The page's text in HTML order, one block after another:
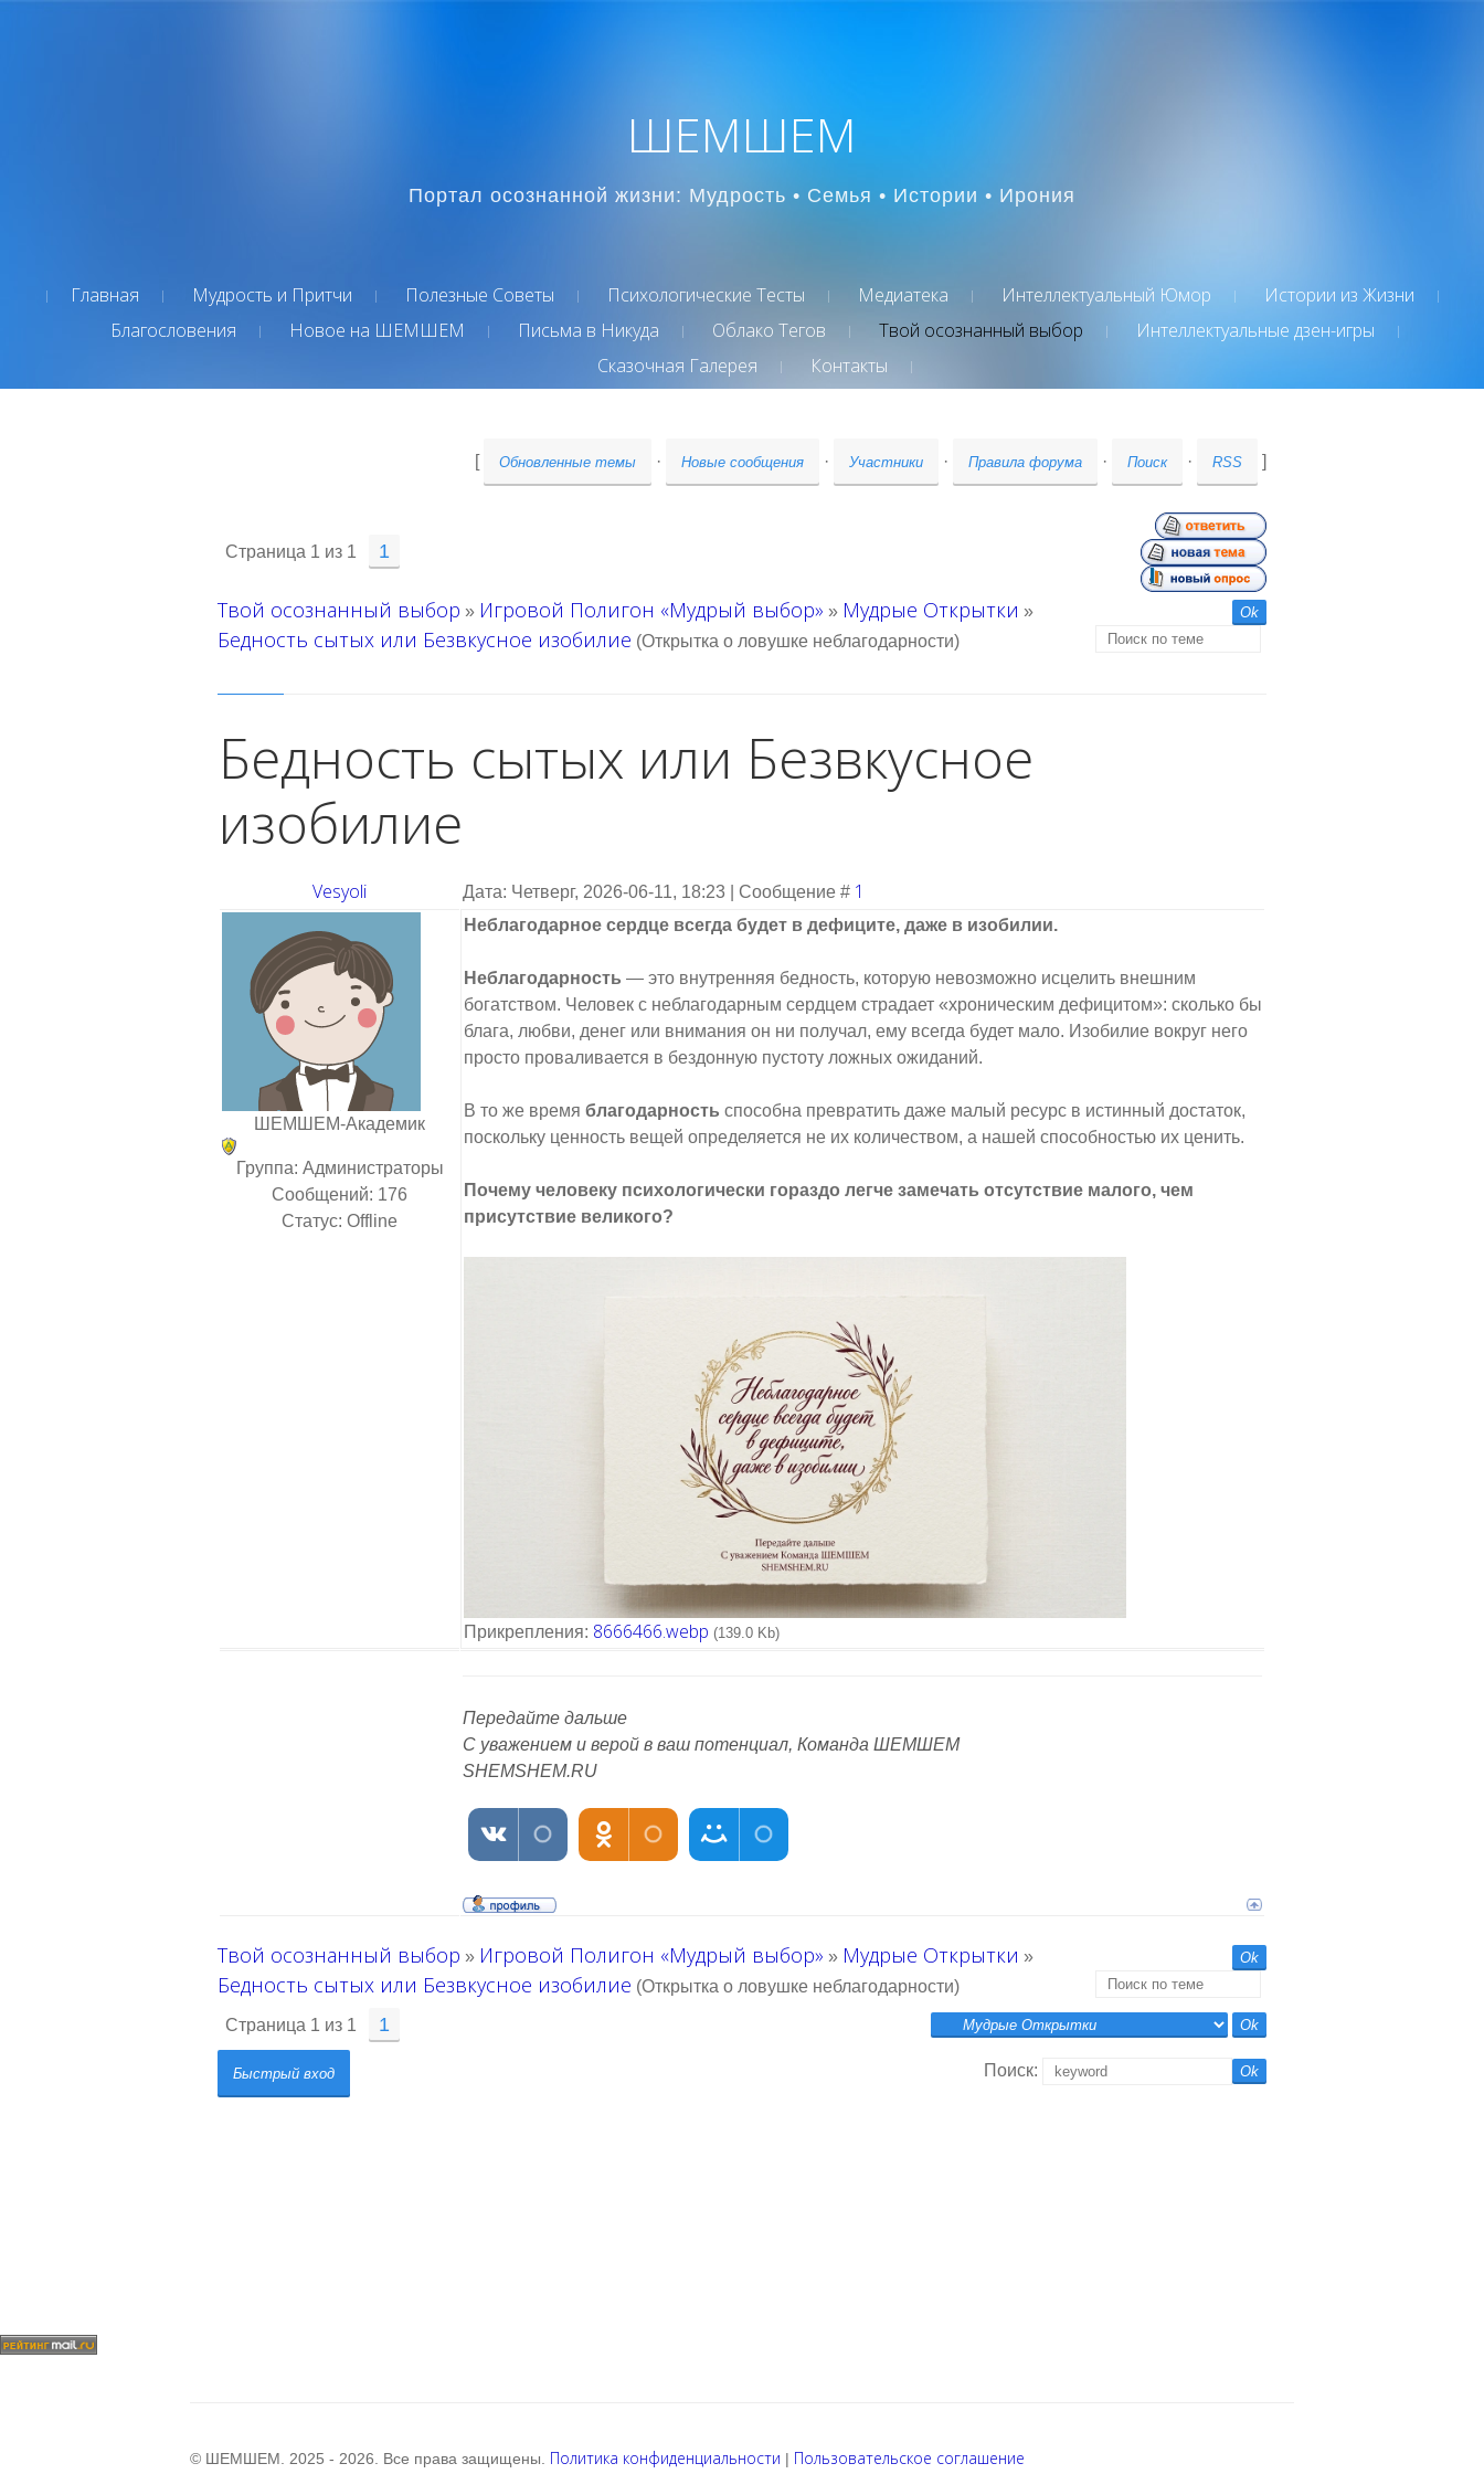
ШЕМШЕМ
Портал осознанной жизни: Мудрость • Семья • Истории • Ирония
Главная Мудрость и Притчи Полезные Советы Психологические Тесты Медиатека Интеллектуальный Юмор
Истории из Жизни
Благословения
Новое на ШЕМШЕМ Письма в Никуда Облако Тегов Твой осознанный выбор
Интеллектуальные дзен-игры
Сказочная Галерея
Контакты
[ Обновленные темы · Новые сообщения · Участники · Правила форума · Поиск · RSS ]
Страница 1 из 1 1
Твой осознанный выбор » Игровой Полигон «Мудрый выбор» » Мудрые Открытки »
Бедность сытых или Безвкусное изобилие (Открытка о ловушке неблагодарности)
Бедность сытых или Безвкусное
изобилие
Vesyoli Дата: Четверг, 2026-06-11, 18:23 | Сообщение # 1
ШЕМШЕМ-Академик
Группа: Администраторы
Сообщений: 176
Статус: Offline
Неблагодарное сердце всегда будет в дефиците, даже в изобилии.
Неблагодарность — это внутренняя бедность, которую невозможно исцелить внешним
богатством. Человек с неблагодарным сердцем страдает «хроническим дефицитом»: сколько бы
блага, любви, денег или внимания он ни получал, ему всегда будет мало. Изобилие вокруг него
просто проваливается в бездонную пустоту ложных ожиданий.
В то же время благодарность способна превратить даже малый ресурс в истинный достаток,
поскольку ценность вещей определяется не их количеством, а нашей способностью их ценить.
Почему человеку психологически гораздо легче замечать отсутствие малого, чем
присутствие великого?
Прикрепления: 8666466.webp (139.0 Kb)
Передайте дальше
С уважением и верой в ваш потенциал, Команда ШЕМШЕМ
SHEMSHEM.RU
Твой осознанный выбор » Игровой Полигон «Мудрый выбор» » Мудрые Открытки »
Бедность сытых или Безвкусное изобилие (Открытка о ловушке неблагодарности)
Страница 1 из 1 1
Поиск:
© ШЕМШЕМ. 2025 - 2026. Все права защищены. Политика конфиденциальности | Пользовательское соглашение